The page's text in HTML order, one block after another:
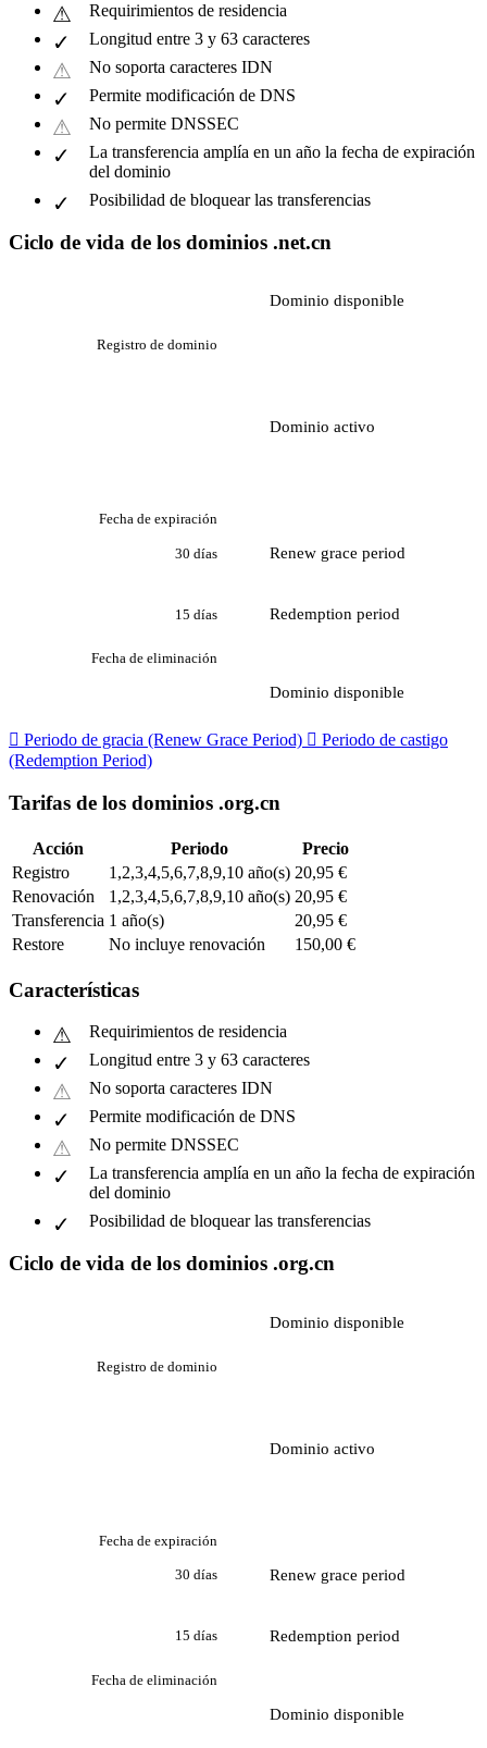
Requirimientos de residencia
Longitud entre 3 y 63 caracteres
No soporta caracteres IDN
Permite modificación de DNS
No permite DNSSEC
La transferencia amplía en un año la fecha de expiración
del dominio
Posibilidad de bloquear las transferencias
Ciclo de vida de los dominios .net.cn
Dominio disponible
Registro de dominio
Dominio activo
Fecha de expiración
30 días Renew grace period
15 días Redemption period
Fecha de eliminación
Dominio disponible
 Periodo de gracia (Renew Grace Period)  Periodo de castigo
(Redemption Period)
Tarifas de los dominios .org.cn
Acción Periodo
Precio
Registro
1,2,3,4,5,6,7,8,9,10 año(s) 20,95 €
Renovación
1,2,3,4,5,6,7,8,9,10 año(s) 20,95 €
Transferencia 1 año(s)
20,95 €
Restore
No incluye renovación 150,00 €
Características
Requirimientos de residencia
Longitud entre 3 y 63 caracteres
No soporta caracteres IDN
Permite modificación de DNS
No permite DNSSEC
La transferencia amplía en un año la fecha de expiración
del dominio
Posibilidad de bloquear las transferencias
Ciclo de vida de los dominios .org.cn
Dominio disponible
Registro de dominio
Dominio activo
Fecha de expiración
30 días Renew grace period
15 días Redemption period
Fecha de eliminación
Dominio disponible